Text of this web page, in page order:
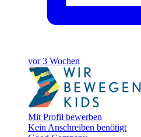
vor 3 Wochen
Mit Profil bewerben
Kein Anschreiben benötigt